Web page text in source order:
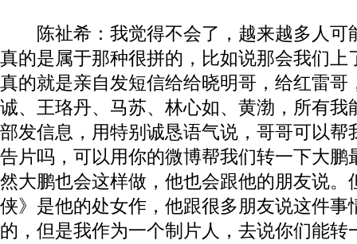
陈祉希：我觉得不会了，越来越多人可
真的是属于那种很拼的，比如说那会我们上
真的就是亲自发短信给给晓明哥，给红雷哥
诚、王珞丹、马苏、林心如、黄渤，所有我
部发信息，用特别诚恳语气说，哥哥可以帮
告片吗，可以用你的微博帮我们转一下大鹏
然大鹏也会这样做，他也会跟他的朋友说。
侠》是他的处女作，他跟很多朋友说这件事
的，但是我作为一个制片人，去说你们能转